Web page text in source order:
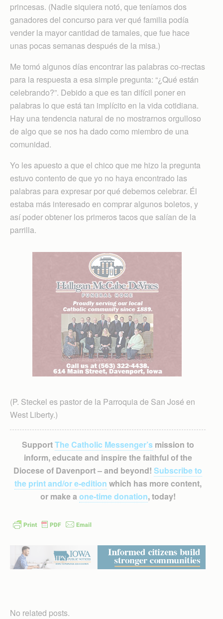
princesas. (Nadie siquiera notó, que teníamos dos
ganadores del concurso para ver qué familia podía
vender la mayor cantidad de tamales, que fue hace
unas pocas semanas después de la misa.)
Me tomó algunos días encontrar las palabras co-rrectas
para la respuesta a esa simple pregunta: “¿Qué están
celebrando?”. Debido a que es tan difícil poner en
palabras lo que está tan implícito en la vida cotidiana.
Hay una tendencia natural de no mostrarnos orgulloso
de algo que se nos ha dado como miembro de una
comunidad.
Yo les apuesto a que el chico que me hizo la pregunta
estuvo contento de que yo no haya encontrado las
palabras para expresar por qué debemos celebrar. Él
estaba más interesado en comprar algunos boletos, y
así poder obtener los primeros tacos que salían de la
parrilla.
(P. Steckel es pastor de la Parroquia de San José en
West Liberty.)
SupportThe Catholic Messenger’smission to
inform, educate and inspire the faithful of the
Diocese of Davenport – and beyond! Subscribe to
the print and/or e-edition which has more content,
or make a one-time donation, today!
No related posts.